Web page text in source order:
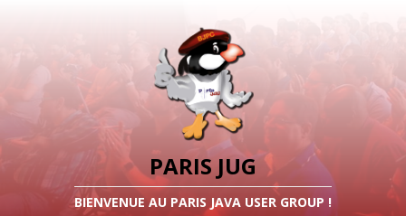
PARIS JUG
BIENVENUE AU PARIS JAVA USER GROUP !